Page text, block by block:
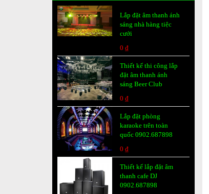
Lắp đặt âm thanh ánh
sáng nhà hàng tiệc
cưới
0 ₫
Thiết kế thi công lắp
đặt âm thanh ánh
sáng Beer Club
0 ₫
Lắp đặt phòng
karaoke trên toàn
quốc 0902.687898
0 ₫
Thiết kế lắp đặt âm
thanh cafe DJ
0902.687898